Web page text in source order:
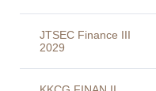
JTSEC Finance III
2029